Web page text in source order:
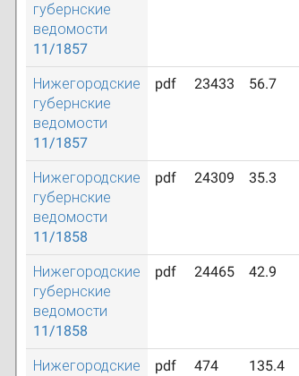
губернские
ведомости
11/1857
Нижегородские
губернские
ведомости
11/1857
pdf 23433 56.7
Нижегородские
губернские
ведомости
11/1858
pdf 24309 35.3
Нижегородские
губернские
ведомости
11/1858
pdf 24465 42.9
Нижегородские
pdf 474 135.4